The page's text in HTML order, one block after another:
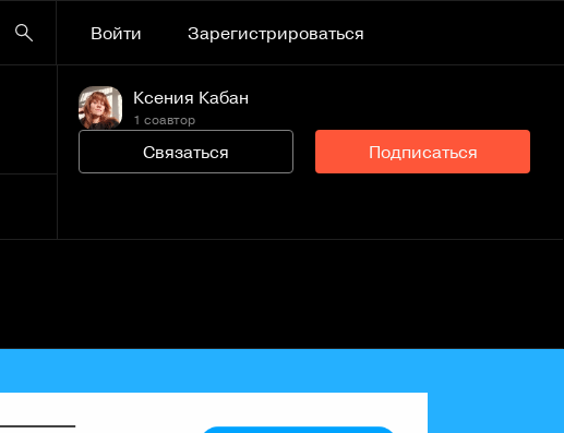
Войти Зарегистрироваться
Ксения Кабан
1 соавтор
Связаться Подписаться